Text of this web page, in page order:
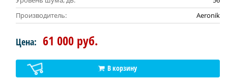
Производитель:
Aeronik
Цена: 61 000 руб.
В корзину